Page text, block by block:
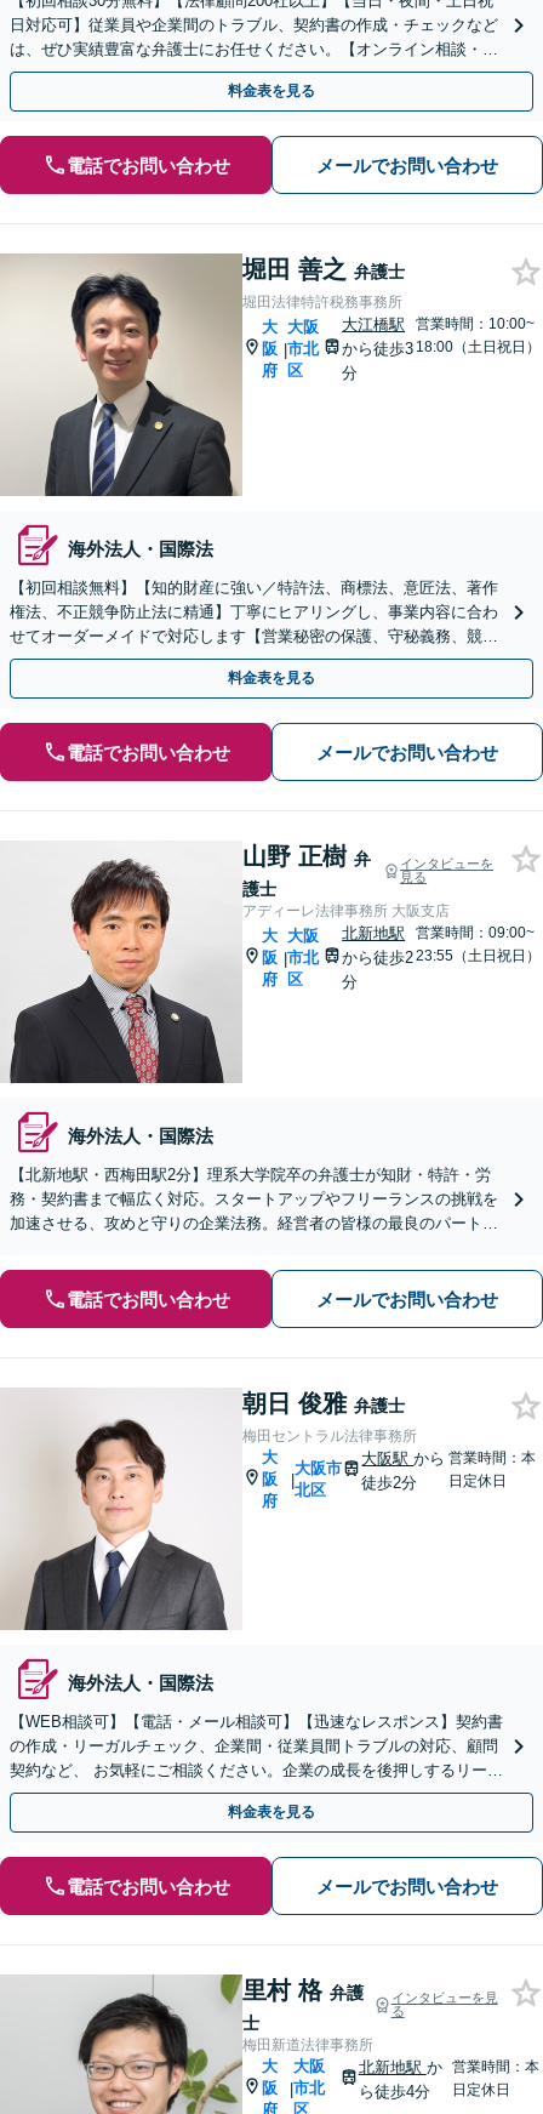
日対応可】従業員や企業間のトラブル、契約書の作成・チェックなど
は、ぜひ実績豊富な弁護士にお任せください。【オンライン相談・電
子契約に対応】
料金表を見る
電話でお問い合わせ メールでお問い合わせ
堀田 善之 弁護士
堀田法律特許税務事務所
大
阪
府
|
大阪
市北
区
大江橋駅
から徒歩3
分
営業時間：10:00~
18:00（土日祝日）
海外法人・国際法
【初回相談無料】【知的財産に強い／特許法、商標法、意匠法、著作
権法、不正競争防止法に精通】丁寧にヒアリングし、事業内容に合わ
せてオーダーメイドで対応します【営業秘密の保護、守秘義務、競業
避止義務】【顧問契約可】【休日・夜間相談可】
料金表を見る
電話でお問い合わせ メールでお問い合わせ
山野 正樹 弁
護士
インタビューを
見る
アディーレ法律事務所 大阪支店
大
阪
府
|
大阪
市北
区
北新地駅
から徒歩2
分
営業時間：09:00~
23:55（土日祝日）
海外法人・国際法
【北新地駅・西梅田駅2分】理系大学院卒の弁護士が知財・特許・労
務・契約書まで幅広く対応。スタートアップやフリーランスの挑戦を
加速させる、攻めと守りの企業法務。経営者の皆様の最良のパートナ
電話でお問い合わせ メールでお問い合わせ
朝日 俊雅 弁護士
梅田セントラル法律事務所
大
阪
府
|
大阪市
北区
大阪駅から
徒歩2分
営業時間：本
日定休日
海外法人・国際法
【WEB相談可】【電話・メール相談可】【迅速なレスポンス】契約書
の作成・リーガルチェック、企業間・従業員間トラブルの対応、顧問
契約など、 お気軽にご相談ください。企業の成長を後押しするリーガ
ルサービスを提供いたします【大阪駅2分】
料金表を見る
電話でお問い合わせ メールでお問い合わせ
里村 格 弁護
士
インタビューを見
る
梅田新道法律事務所
大
阪
府
|
大阪
市北
区
北新地駅 か
ら徒歩4分
営業時間：本
日定休日